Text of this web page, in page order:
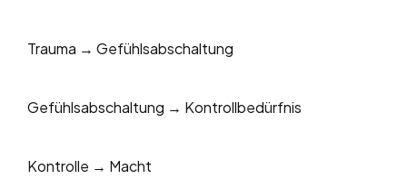
Trauma → Gefühlsabschaltung
Gefühlsabschaltung → Kontrollbedürfnis
Kontrolle → Macht